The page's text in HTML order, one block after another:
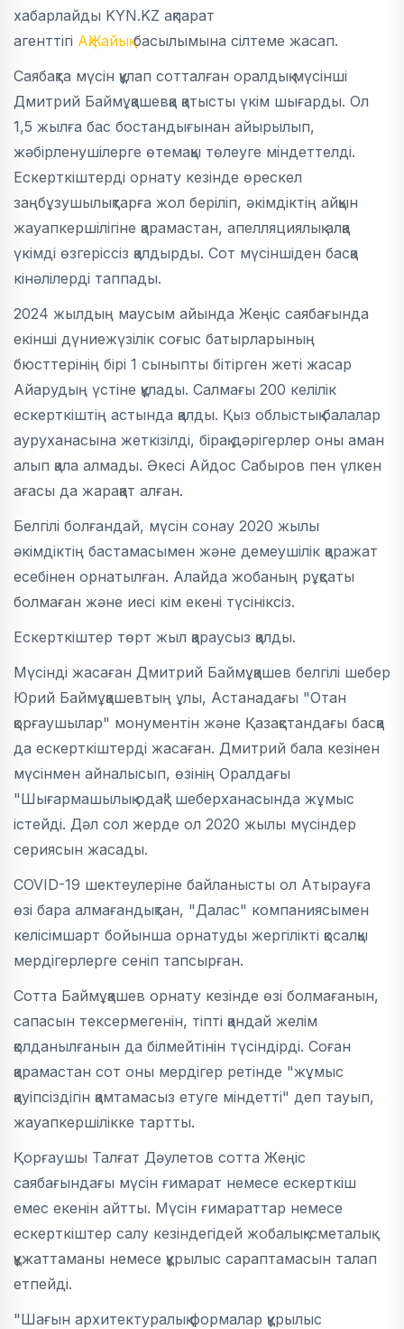
хабарлайды KYN.KZ ақпарат
агенттігі АқЖайықбасылымына сілтеме жасап.
Саябақта мүсін құлап сотталған оралдық мүсінші
Дмитрий Баймұқашевқа қатысты үкім шығарды. Ол
1,5 жылға бас бостандығынан айырылып,
жәбірленушілерге өтемақы төлеуге міндеттелді.
Ескерткіштерді орнату кезінде өрескел
заңбұзушылықтарға жол беріліп, әкімдіктің айқын
жауапкершілігіне қарамастан, апелляциялық алқа
үкімді өзгеріссіз қалдырды. Сот мүсіншіден басқа
кінәлілерді таппады.
2024 жылдың маусым айында Жеңіс саябағында
екінші дүниежүзілік соғыс батырларының
бюсттерінің бірі 1 сыныпты бітірген жеті жасар
Айарудың үстіне құлады. Салмағы 200 келілік
ескерткіштің астында қалды. Қыз облыстық балалар
ауруханасына жеткізілді, бірақ дәрігерлер оны аман
алып қала алмады. Әкесі Айдос Сабыров пен үлкен
ағасы да жарақат алған.
Белгілі болғандай, мүсін сонау 2020 жылы
әкімдіктің бастамасымен және демеушілік қаражат
есебінен орнатылған. Алайда жобаның рұқсаты
болмаған және иесі кім екені түсініксіз.
Ескерткіштер төрт жыл қараусыз қалды.
Мүсінді жасаған Дмитрий Баймұқашев белгілі шебер
Юрий Баймұқашевтың ұлы, Астанадағы "Отан
қорғаушылар" монументін және Қазақстандағы басқа
да ескерткіштерді жасаған. Дмитрий бала кезінен
мүсінмен айналысып, өзінің Оралдағы
"Шығармашылық одақ" шеберханасында жұмыс
істейді. Дәл сол жерде ол 2020 жылы мүсіндер
сериясын жасады.
COVID-19 шектеулеріне байланысты ол Атырауға
өзі бара алмағандықтан, "Далас" компаниясымен
келісімшарт бойынша орнатуды жергілікті қосалқы
мердігерлерге сеніп тапсырған.
Сотта Баймұқашев орнату кезінде өзі болмағанын,
сапасын тексермегенін, тіпті қандай желім
қолданылғанын да білмейтінін түсіндірді. Соған
қарамастан сот оны мердігер ретінде "жұмыс
қауіпсіздігін қамтамасыз етуге міндетті" деп тауып,
жауапкершілікке тартты.
Қорғаушы Талғат Дәулетов сотта Жеңіс
саябағындағы мүсін ғимарат немесе ескерткіш
емес екенін айтты. Мүсін ғимараттар немесе
ескерткіштер салу кезіндегідей жобалық-сметалық
құжаттаманы немесе құрылыс сараптамасын талап
етпейді.
"Шағын архитектуралық формалар құрылыс